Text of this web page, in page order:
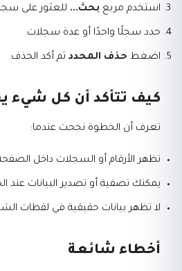
استخدم مربع بحث... للعثور على
حدد سجلًا واحدًا أو عدة سجلات.
اضغط حذف المحدد ثم أكد الحذف.
كيف تتأكد أن كل شيء
تعرف أن الخطوة نجحت عندما:
تظهر الأرقام أو السجلات داخل
يمكنك تصفية أو تصدير البيانات عند
لا تظهر بيانات حقيقية في لقطات
أخطاء شائعة